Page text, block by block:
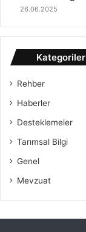
26.06.2025
Kategoriler
Rehber
Haberler
Desteklemeler
Tarımsal Bilgi
Genel
Mevzuat